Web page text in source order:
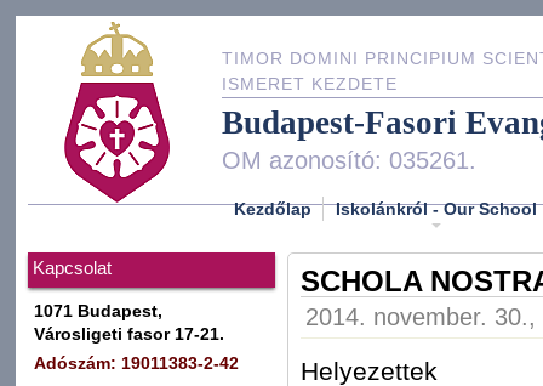
TIMOR DOMINI PRINCIPIUM
ISMERET KEZDETE
Budapest-Fasori
OM azonosító: 035261.
Kezdőlap Iskolánkról - Our School
Kapcsolat
1071 Budapest,
Városligeti fasor 17-21.
Adószám: 19011383-2-42
SCHOLA
2014. november.
Helyezettek